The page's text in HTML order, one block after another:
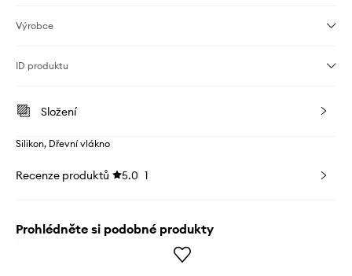
Výrobce
ID produktu
Složení
Silikon, Dřevní vlákno
Recenze produktů 5.0 1
Prohlédněte si podobné produkty